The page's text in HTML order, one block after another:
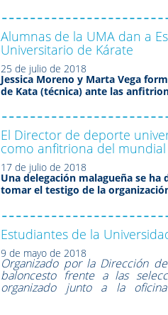
Alumnas de la UMA dan a
Universitario de Kárate
25 de julio de 2018
Jessica Moreno y Marta Vega
de Kata (técnica) ante las
El Director de deporte
como anfitriona del
17 de julio de 2018
Una delegación malagueña se
tomar el testigo de la
Estudiantes de la
9 de mayo de 2018
Organizado por la Dirección
baloncesto frente a las
organizado junto a la